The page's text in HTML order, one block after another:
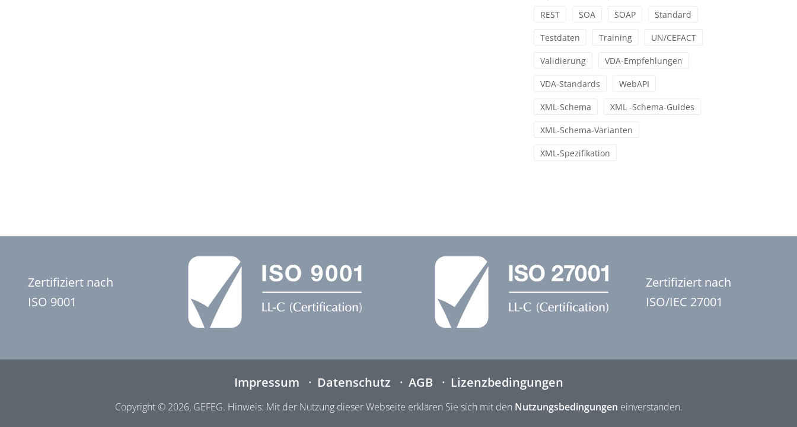
REST SOA SOAP Standard
Testdaten Training UN/CEFACT
Validierung VDA-Empfehlungen
VDA-Standards WebAPI
XML-Schema XML -Schema-Guides
XML-Schema-Varianten
XML-Spezifikation
Zertifiziert nach
ISO 9001
Zertifiziert nach
ISO/IEC 27001
Impressum Datenschutz AGB Lizenzbedingungen
Copyright © 2026, GEFEG. Hinweis: Mit der Nutzung dieser Webseite erklären Sie sich mit den Nutzungsbedingungen einverstanden.